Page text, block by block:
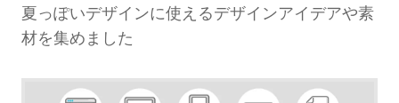
夏っぽいデザインに使えるデザインアイデアや素
材を集めました